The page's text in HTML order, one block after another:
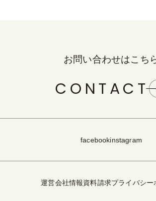
お問い合わせはこち
CONTACT
facebookinstagram
運営会社情報資料請求プライバシー